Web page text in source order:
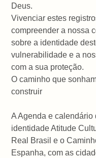
Deus.
Vivenciar estes
compreender a nossa
sobre a identidade
vulnerabilidade e a
com a sua proteção.
O caminho que
construir
A Agenda e calendário
identidade Atitude
Real Brasil e o
Espanha, com as